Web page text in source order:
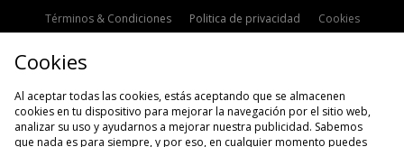
Términos & Condiciones Politica de privacidad
Cookies
Cookies
Al aceptar todas las cookies, estás aceptando que se almacenen
cookies en tu dispositivo para mejorar la navegación por el sitio web,
analizar su uso y ayudarnos a mejorar nuestra publicidad. Sabemos
que nada es para siempre, y por eso, en cualquier momento puedes